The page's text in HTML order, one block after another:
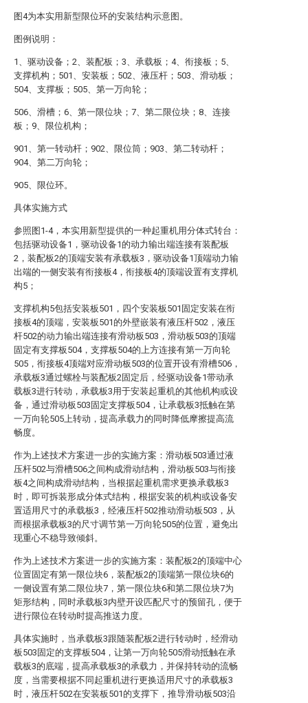
图4为本实用新型限位环的安装结构示意图。
图例说明：
1、驱动设备；2、装配板；3、承载板；4、衔接板；5、
支撑机构；501、安装板；502、液压杆；503、滑动板；
504、支撑板；505、第一万向轮；
506、滑槽；6、第一限位块；7、第二限位块；8、连接
板；9、限位机构；
901、第一转动杆；902、限位筒；903、第二转动杆；
904、第二万向轮；
905、限位环。
具体实施方式
参照图1-4，本实用新型提供的一种起重机用分体式转台：
包括驱动设备1，驱动设备1的动力输出端连接有装配板
2，装配板2的顶端安装有承载板3，驱动设备1顶端动力输
出端的一侧安装有衔接板4，衔接板4的顶端设置有支撑机
构5；
支撑机构5包括安装板501，四个安装板501固定安装在衔
接板4的顶端，安装板501的外壁嵌装有液压杆502，液压
杆502的动力输出端连接有滑动板503，滑动板503的顶端
固定有支撑板504，支撑板504的上方连接有第一万向轮
505，衔接板4顶端对应滑动板503的位置开设有滑槽506，
承载板3通过螺栓与装配板2固定后，经驱动设备1带动承
载板3进行转动，承载板3用于安装起重机的其他机构或设
备，通过滑动板503固定支撑板504，让承载板3抵触在第
一万向轮505上转动，提高承载力的同时降低摩擦提高流
畅度。
作为上述技术方案进一步的实施方案：滑动板503通过液
压杆502与滑槽506之间构成滑动结构，滑动板503与衔接
板4之间构成滑动结构，当根据起重机需求更换承载板3
时，即可拆装形成分体式结构，根据安装的机构或设备安
置适用尺寸的承载板3，经液压杆502推动滑动板503，从
而根据承载板3的尺寸调节第一万向轮505的位置，避免出
现重心不稳导致倾斜。
作为上述技术方案进一步的实施方案：装配板2的顶端中心
位置固定有第一限位块6，装配板2的顶端第一限位块6的
一侧设置有第二限位块7，第一限位块6和第二限位块7为
矩形结构，同时承载板3内壁开设匹配尺寸的预留孔，便于
进行限位在转动时提高推送力度。
具体实施时，当承载板3跟随装配板2进行转动时，经滑动
板503固定的支撑板504，让第一万向轮505滑动抵触在承
载板3的底端，提高承载板3的承载力，并保持转动的流畅
度，当需要根据不同起重机进行更换适用尺寸的承载板3
时，液压杆502在安装板501的支撑下，推导滑动板503沿